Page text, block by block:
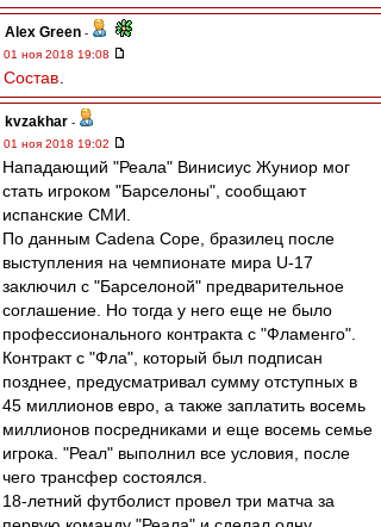
Alex Green -
01 ноя 2018 19:08
Состав
kvzakhar -
01 ноя 2018 19:02
Нападающий "Реала" Винисиус Жуниор мог
стать игроком "Барселоны", сообщают
испанские СМИ.
По данным Cadena Cope, бразилец после
выступления на чемпионате мира U-17
заключил с "Барселоной" предварительное
соглашение. Но тогда у него еще не было
профессионального контракта с "Фламенго".
Контракт с "Фла", который был подписан
позднее, предусматривал сумму отступных в
45 миллионов евро, а также заплатить восемь
миллионов посредниками и еще восемь семье
игрока. "Реал" выполнил все условия, после
чего трансфер состоялся.
18-летний футболист провел три матча за